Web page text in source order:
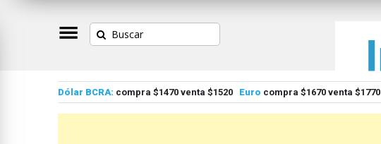
Dólar BCRA: compra $1470 venta $1520 Euro compra $1670 venta $1770